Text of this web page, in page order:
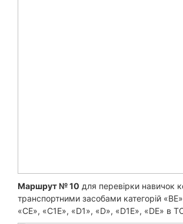
Маршрут № 10 для перевірки навичок
транспортними засобами категорій
«CE», «C1E», «D1», «D», «D1E», «DE»